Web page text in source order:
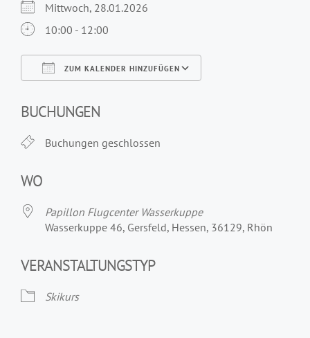
Mittwoch, 28.01.2026
10:00 - 12:00
ZUM KALENDER HINZUFÜGEN
BUCHUNGEN
Buchungen geschlossen
WO
Papillon Flugcenter Wasserkuppe
Wasserkuppe 46, Gersfeld, Hessen, 36129, Rhön
VERANSTALTUNGSTYP
Skikurs